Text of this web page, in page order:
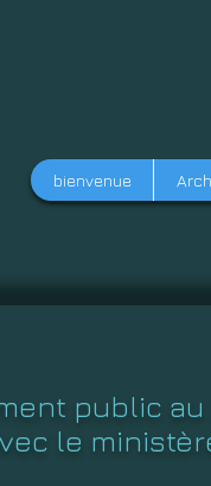
bienvenue
public au
le